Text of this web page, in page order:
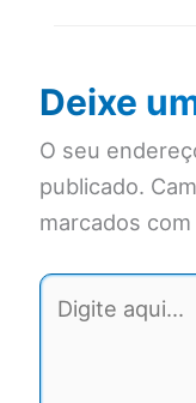
Deixe
O seu
publicado.
marcados com
Digite
aqui...